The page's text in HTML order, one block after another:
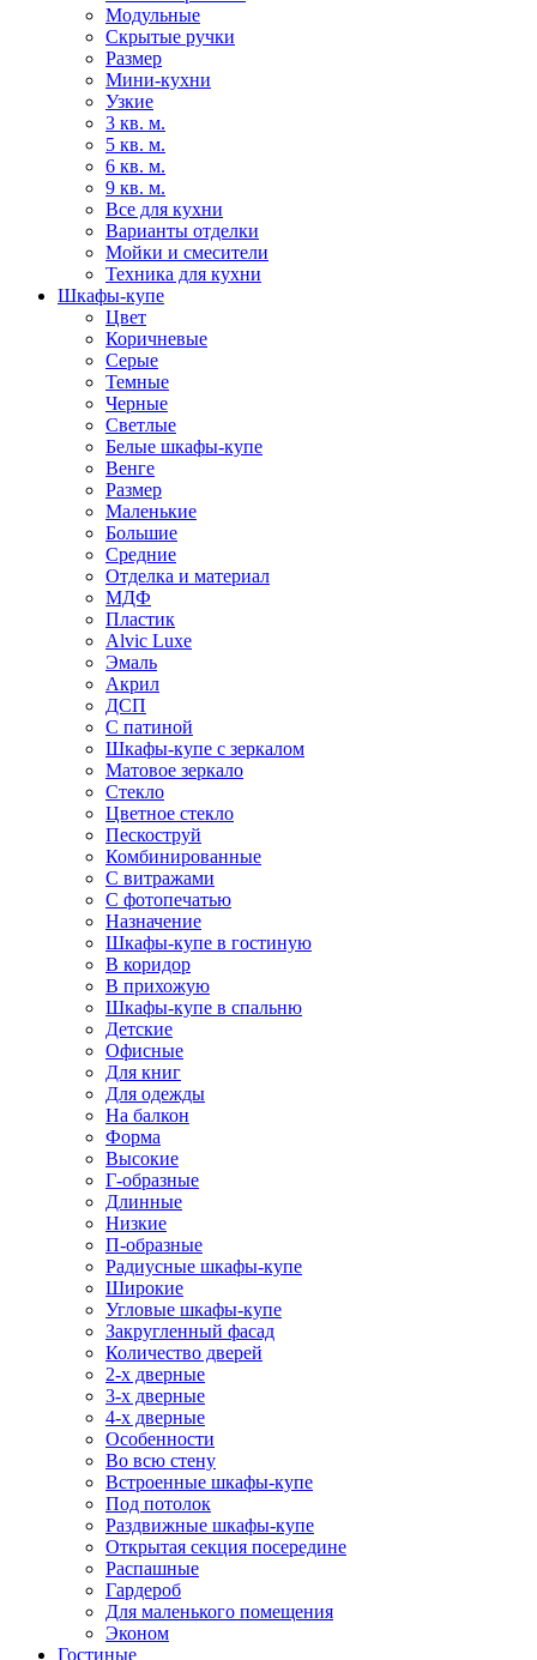
Модульные
Скрытые ручки
Размер
Мини-кухни
Узкие
3 кв. м.
5 кв. м.
6 кв. м.
9 кв. м.
Все для кухни
Варианты отделки
Мойки и смесители
Техника для кухни
Шкафы-купе
Цвет
Коричневые
Серые
Темные
Черные
Светлые
Белые шкафы-купе
Венге
Размер
Маленькие
Большие
Средние
Отделка и материал
МДФ
Пластик
Alvic Luxe
Эмаль
Акрил
ДСП
С патиной
Шкафы-купе с зеркалом
Матовое зеркало
Стекло
Цветное стекло
Пескоструй
Комбинированные
С витражами
С фотопечатью
Назначение
Шкафы-купе в гостиную
В коридор
В прихожую
Шкафы-купе в спальню
Детские
Офисные
Для книг
Для одежды
На балкон
Форма
Высокие
Г-образные
Длинные
Низкие
П-образные
Радиусные шкафы-купе
Широкие
Угловые шкафы-купе
Закругленный фасад
Количество дверей
2-х дверные
3-х дверные
4-х дверные
Особенности
Во всю стену
Встроенные шкафы-купе
Под потолок
Раздвижные шкафы-купе
Открытая секция посередине
Распашные
Гардероб
Для маленького помещения
Эконом
Гостиные